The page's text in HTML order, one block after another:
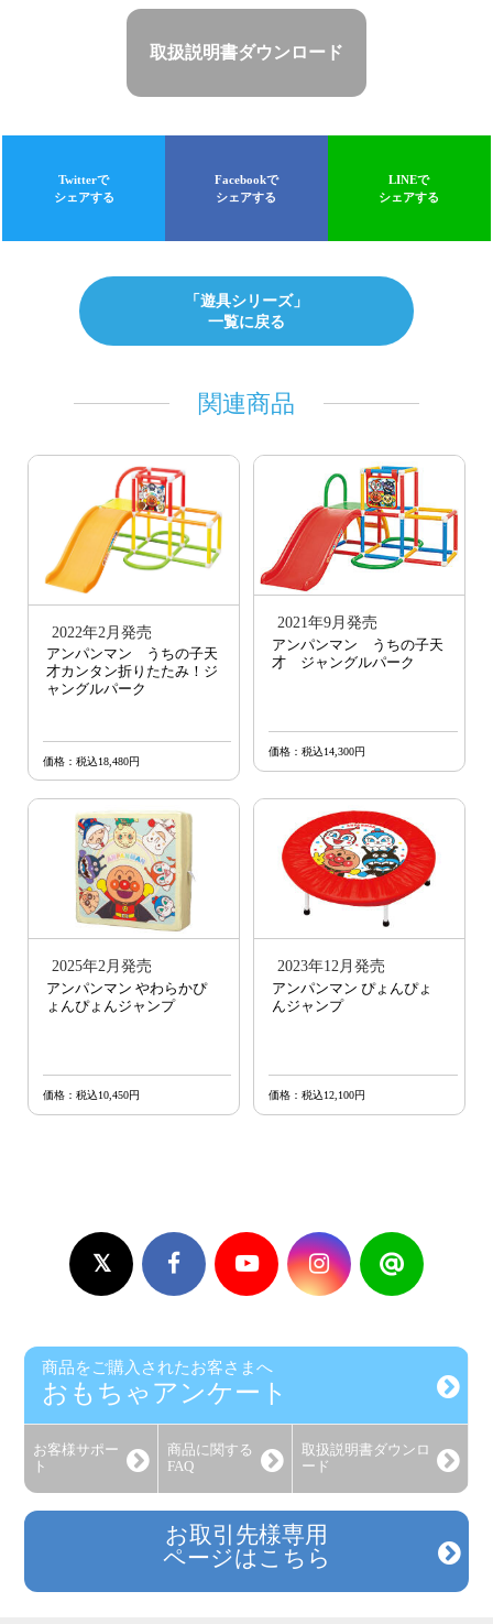
取扱説明書ダウンロード
Twitterで
シェアする
Facebookで
シェアする
LINEで
シェアする
「遊具シリーズ」
一覧に戻る
関連商品
2022年2月発売
アンパンマン うちの子天
才カンタン折りたたみ！ジ
ャングルパーク
価格：税込18,480円
2021年9月発売
アンパンマン うちの子天
才 ジャングルパーク
価格：税込14,300円
2025年2月発売
アンパンマン やわらかぴ
ょんぴょんジャンプ
価格：税込10,450円
2023年12月発売
アンパンマン ぴょんぴょ
んジャンプ
価格：税込12,100円
商品をご購入されたお客さまへ
おもちゃアンケート
お客様サポー
ト
商品に関する
FAQ
取扱説明書 ダウンロ
ード
お取引先様専用
ページはこちら